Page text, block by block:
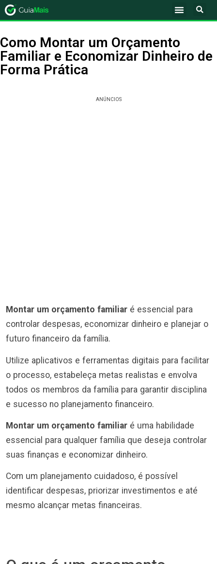
Como Montar um Orçamento
Familiar e Economizar Dinheiro de
Forma Prática
ANÚNCIOS
Montar um orçamento familiar é essencial para
controlar despesas, economizar dinheiro e planejar o
futuro financeiro da família.
Utilize aplicativos e ferramentas digitais para facilitar
o processo, estabeleça metas realistas e envolva
todos os membros da família para garantir disciplina
e sucesso no planejamento financeiro.
Montar um orçamento familiar é uma habilidade
essencial para qualquer família que deseja controlar
suas finanças e economizar dinheiro.
Com um planejamento cuidadoso, é possível
identificar despesas, priorizar investimentos e até
mesmo alcançar metas financeiras.